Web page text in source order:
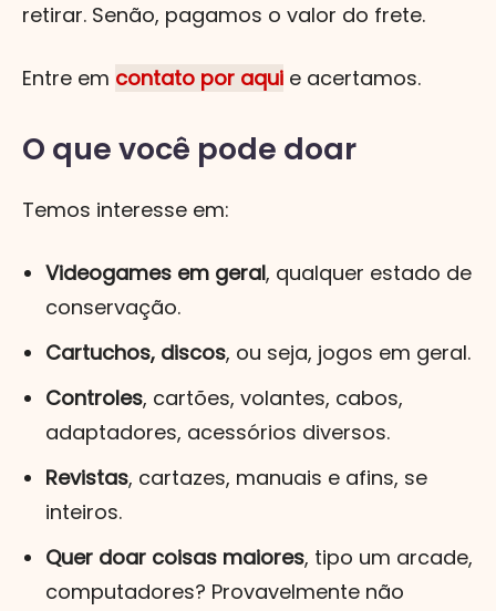
retirar. Senão, pagamos o valor do frete.
Entre em contato por aqui e acertamos.
O que você pode doar
Temos interesse em:
Videogames em geral, qualquer estado de
conservação.
Cartuchos, discos, ou seja, jogos em geral.
Controles, cartões, volantes, cabos,
adaptadores, acessórios diversos.
Revistas, cartazes, manuais e afins, se
inteiros.
Quer doar coisas maiores, tipo um arcade,
computadores? Provavelmente não